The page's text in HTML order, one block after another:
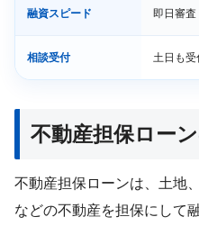
融資スピード 即日審
相談受付 土日も受
不動産担保ロー
不動産担保ローンは、土地
などの不動産を担保にして